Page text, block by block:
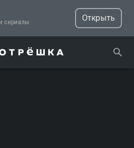
ТВ, фильмы и сериалы
Открыть